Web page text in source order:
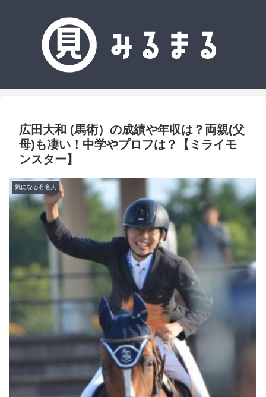
広田大和 (馬術）の成績や年収は？両親(父
母)も凄い！中学やプロフは？【ミライモ
ンスター】
気になる有名人